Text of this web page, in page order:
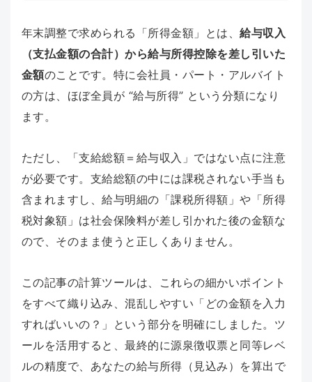
年末調整で求められる「所得金額」とは、給与収入
（支払金額の合計）から給与所得控除を差し引いた
金額のことです。特に会社員・パート・アルバイト
の方は、ほぼ全員が “給与所得” という分類になり
ます。
ただし、「支給総額＝給与収入」ではない点に注意
が必要です。支給総額の中には課税されない手当も
含まれますし、給与明細の「課税所得額」や「所得
税対象額」は社会保険料が差し引かれた後の金額な
ので、そのまま使うと正しくありません。
この記事の計算ツールは、これらの細かいポイント
をすべて織り込み、混乱しやすい「どの金額を入力
すればいいの？」という部分を明確にしました。ツ
ールを活用すると、最終的に源泉徴収票と同等レベ
ルの精度で、あなたの給与所得（見込み）を算出で